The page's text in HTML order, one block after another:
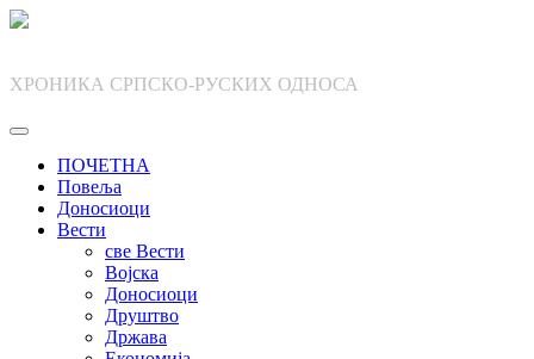
Skip
ХРОНИКА СРПСКО-РУСКИХ ОДНОСА
ПОЧЕТНА
Повеља
Доносиоци
Вести
све Вести
Војска
Доносиоци
Друштво
Држава